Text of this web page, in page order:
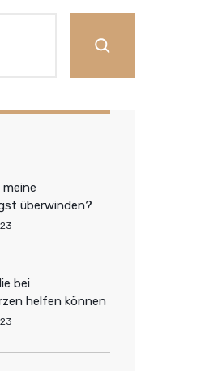
meine
überwinden?
bei
helfen können